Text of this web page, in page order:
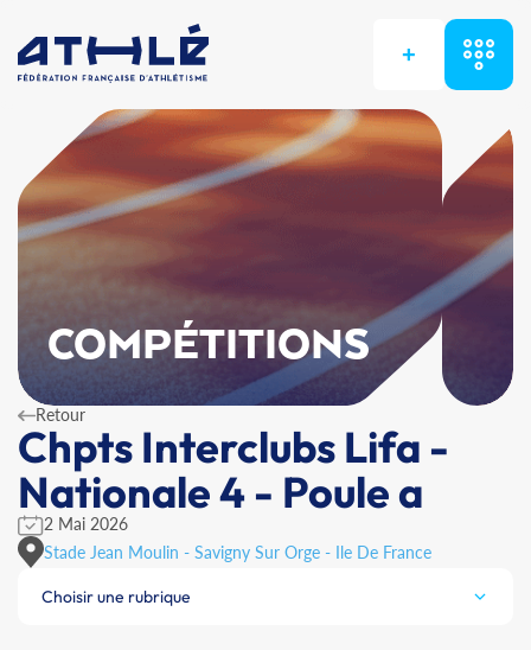
+
COMPÉTITIONS
Retour
Chpts Interclubs Lifa -
Nationale 4 - Poule a
2 Mai 2026
Stade Jean Moulin - Savigny Sur Orge - Ile De France
Choisir une rubrique